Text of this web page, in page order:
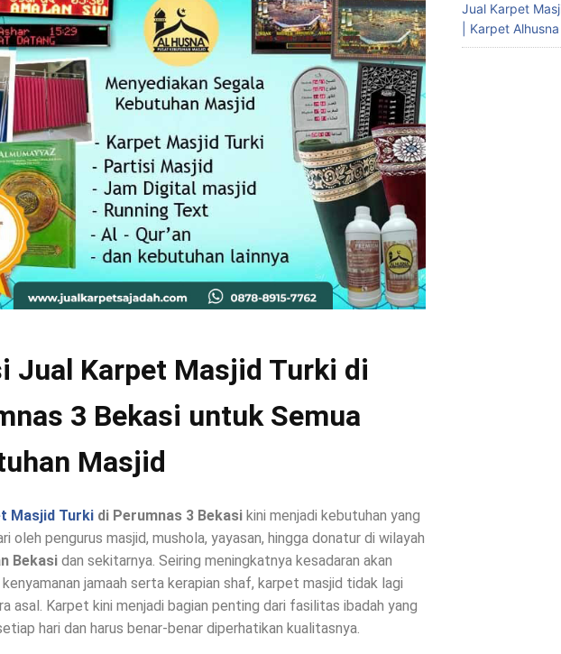
Jual Karpet Masjid Turki di
3 Bekasi untuk Semua
Masjid
Masjid Turki di Perumnas 3 Bekasi kini menjadi kebutuhan yang
oleh pengurus masjid, mushola, yayasan, hingga donatur di wilayah
Bekasi dan sekitarnya. Seiring meningkatnya kesadaran akan
jamaah serta kerapian shaf, karpet masjid tidak lagi
asal. Karpet kini menjadi bagian penting dari fasilitas ibadah yang
hari dan harus benar-benar diperhatikan kualitasnya.
Jual Karpet
| Karpet Alhusna